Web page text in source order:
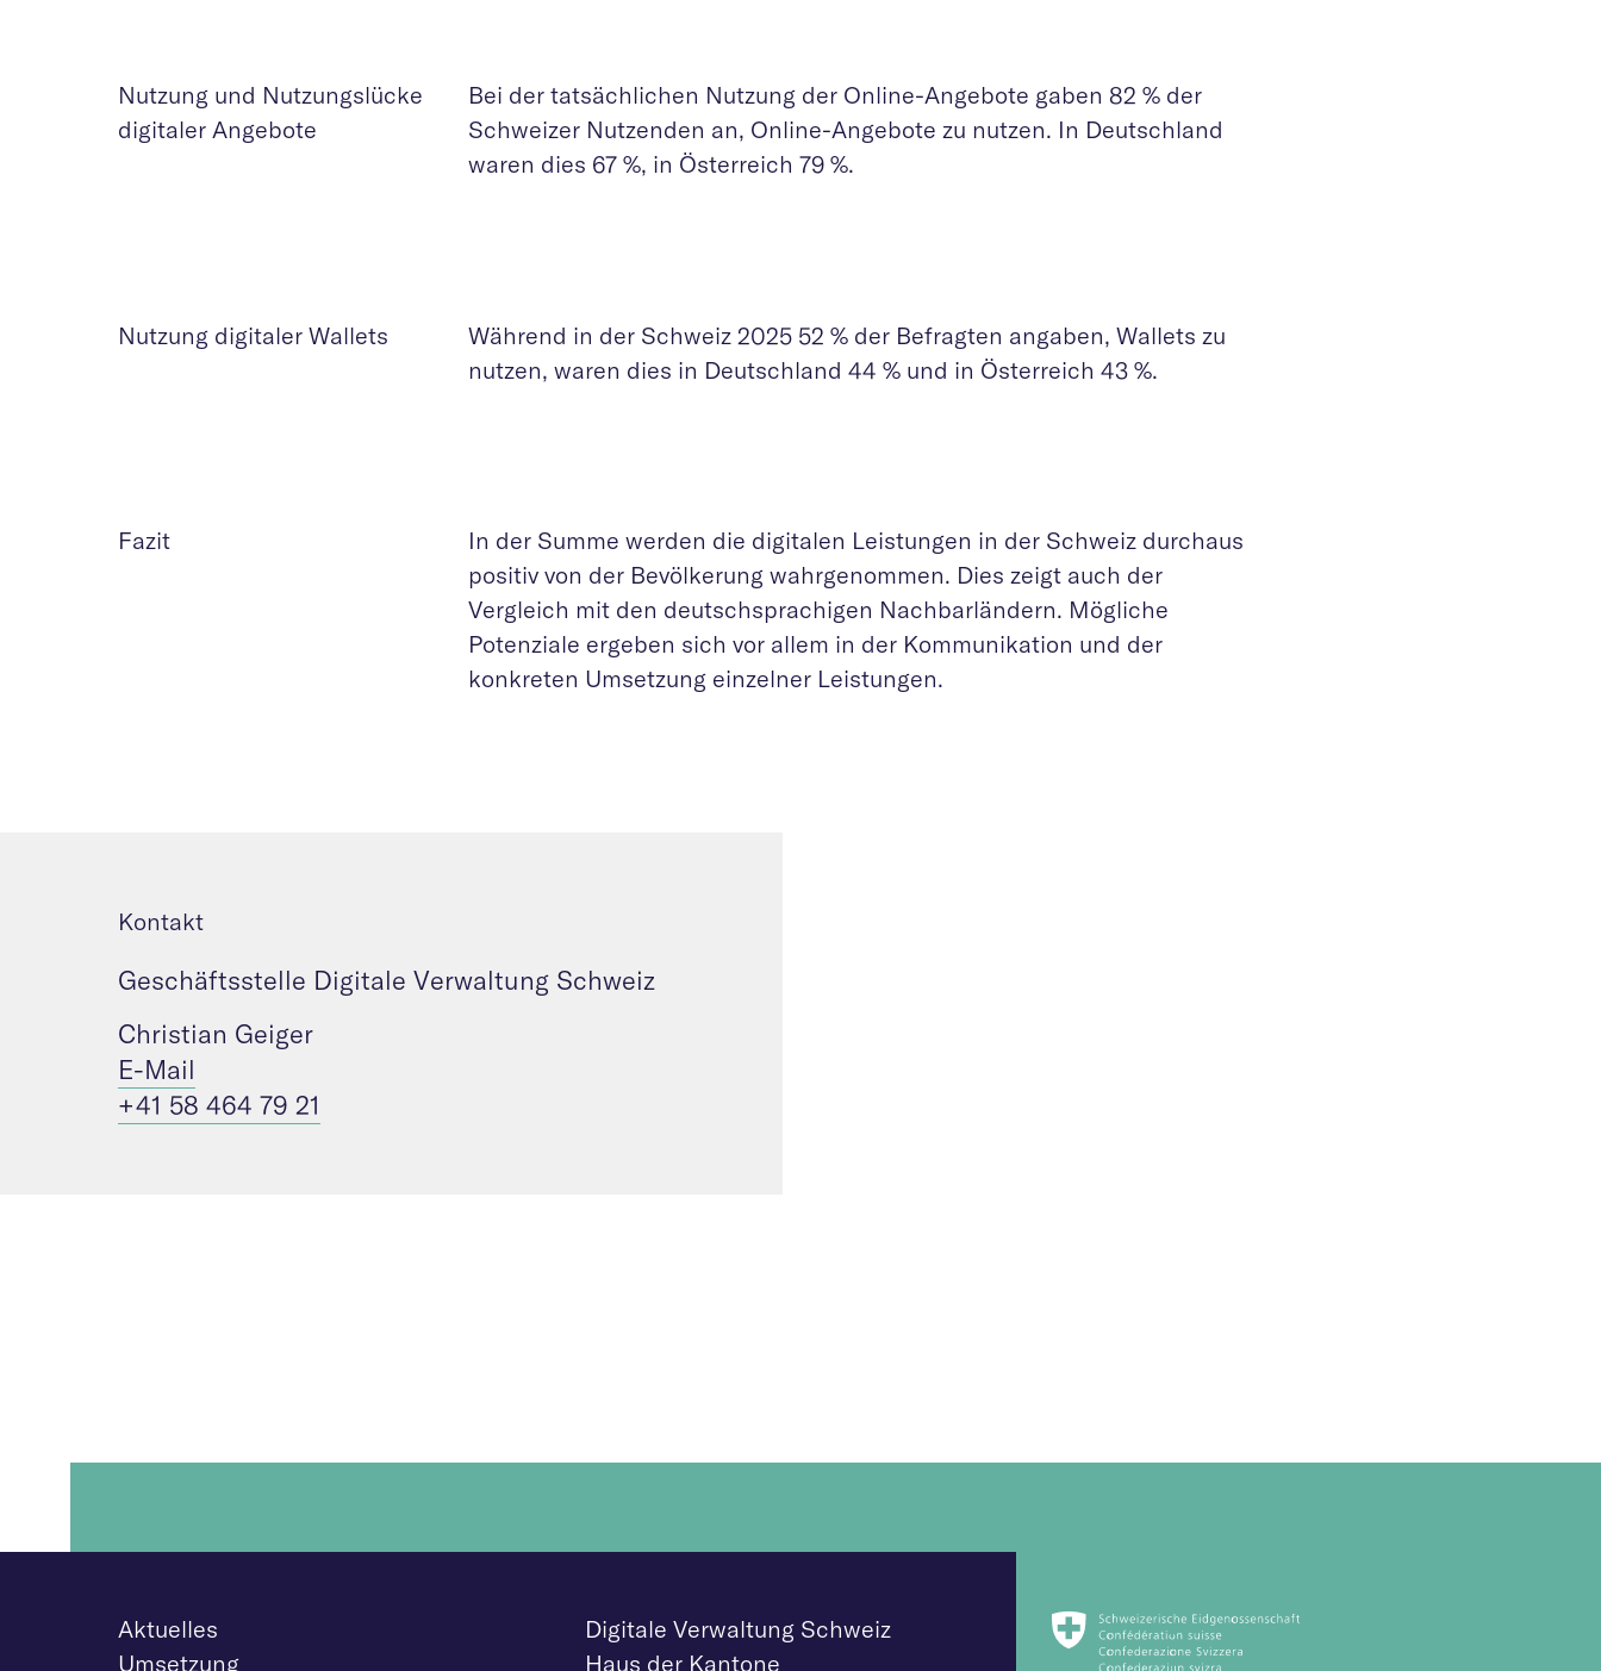
Nutzung und Nutzungslücke
digitaler Angebote
Bei der tatsächlichen Nutzung der Online-Angebote gaben 82 % der
Schweizer Nutzenden an, Online-Angebote zu nutzen. In Deutschland
waren dies 67 %, in Österreich 79 %.
Nutzung digitaler Wallets
Während in der Schweiz 2025 52 % der Befragten angaben, Wallets zu
nutzen, waren dies in Deutschland 44 % und in Österreich 43 %.
Fazit
In der Summe werden die digitalen Leistungen in der Schweiz durchaus
positiv von der Bevölkerung wahrgenommen. Dies zeigt auch der
Vergleich mit den deutschsprachigen Nachbarländern. Mögliche
Potenziale ergeben sich vor allem in der Kommunikation und der
konkreten Umsetzung einzelner Leistungen.
Kontakt
Geschäftsstelle Digitale Verwaltung Schweiz
Christian Geiger
E-Mail
+41 58 464 79 21
Aktuelles
Umsetzung
Digitale Verwaltung Schweiz
Haus der Kantone